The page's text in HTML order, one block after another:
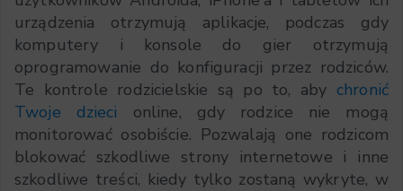
urządzenia otrzymują aplikacje, podczas gdy
komputery i konsole do gier otrzymują
oprogramowanie do konfiguracji przez rodziców.
Te kontrole rodzicielskie są po to, aby chronić
Twoje dzieci online, gdy rodzice nie mogą
monitorować osobiście. Pozwalają one rodzicom
blokować szkodliwe strony internetowe i inne
szkodliwe treści, kiedy tylko zostaną wykryte, w